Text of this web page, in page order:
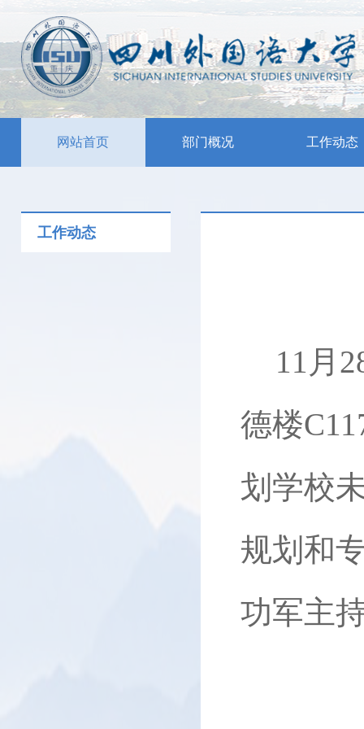
网站首页 部门概况 工作动态
工作动态
11月
德楼
划学校
规划和
功军主